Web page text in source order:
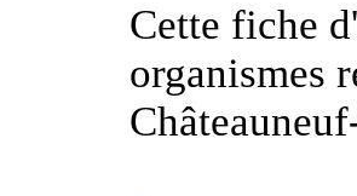
Cette fiche
organismes